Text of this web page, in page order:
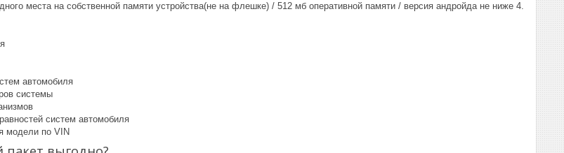
места на собственной памяти устройства(не на флешке) / 512 мб оперативной памяти / версия андройда не ниже 4.
автомобиля
системы
систем автомобиля
модели по VIN